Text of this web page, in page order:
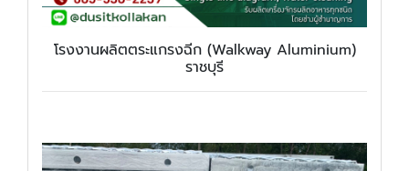
โรงงานผลิตตระแกรงฉีก (Walkway Aluminium)
ราชบุรี